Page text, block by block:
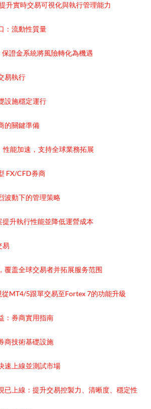
升實時交易可視化與執行管理能力
：流動性質量
證金系統將風險轉化為機遇
易執行
設施穩定運行
的關鍵準備
能加速，支持全球業務拓展
FX/CFD券商
波動下的管理策略
升執行性能並降低運營成本
易
覆盖全球交易者并拓展服务范围
MT4/5跟單交易至Fortex 7的功能升級
：券商實用指南
商技術基礎設施
速上線並測試市場
已上線：提升交易控製力、清晰度、穩定性